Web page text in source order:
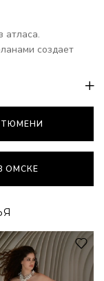
атласа.
создает
ТЮМЕНИ
ОМСКЕ